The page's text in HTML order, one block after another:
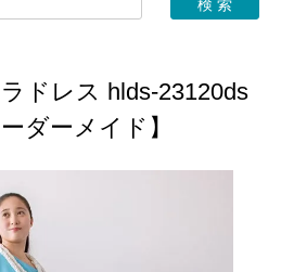
ドレス hlds-23120ds
ダーメイド】